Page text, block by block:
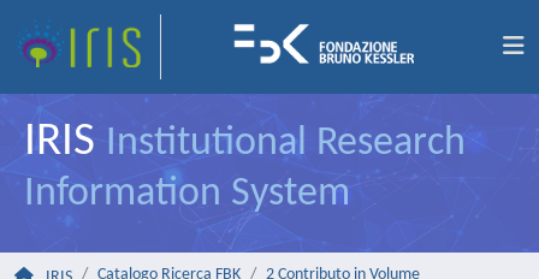
IRIS Institutional Research
Information System
Catalogo Ricerca FBK
2 Contributo in Volume